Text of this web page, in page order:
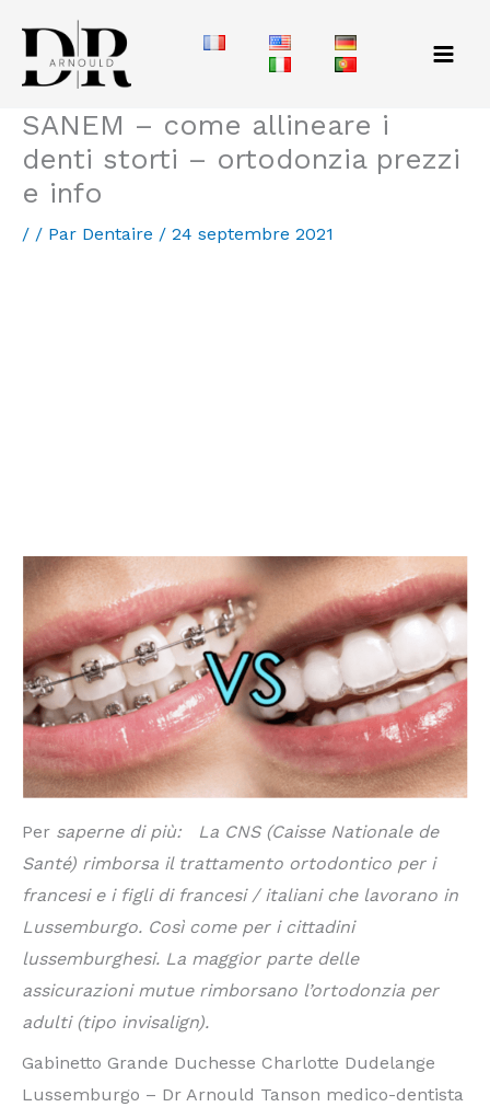
contenu
SANEM – come allineare i
denti storti – ortodonzia prezzi
e info
/ / Par Dentaire / 24 septembre 2021
Per saperne di più: La CNS (Caisse Nationale de
Santé) rimborsa il trattamento ortodontico per i
francesi e i figli di francesi / italiani che lavorano in
Lussemburgo. Così come per i cittadini
lussemburghesi. La maggior parte delle
assicurazioni mutue rimborsano l’ortodonzia per
adulti (tipo invisalign).
Gabinetto Grande Duchesse Charlotte Dudelange
Lussemburgo – Dr Arnould Tanson medico-dentista